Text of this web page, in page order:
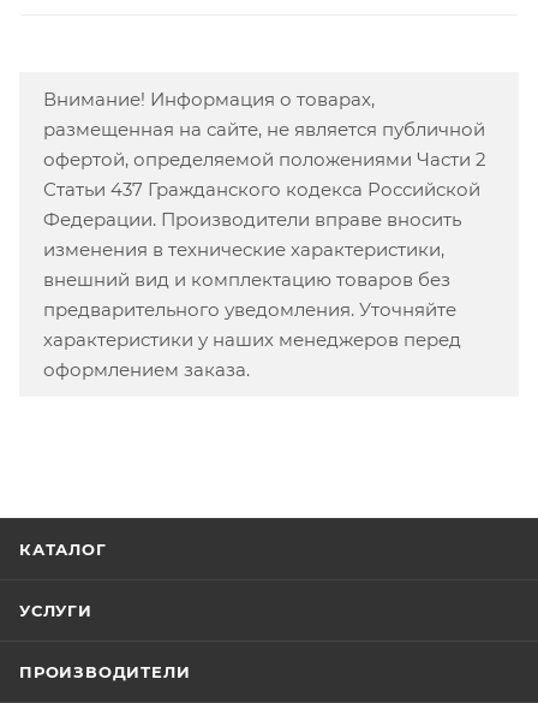
Внимание! Информация о товарах,
размещенная на сайте, не является публичной
офертой, определяемой положениями Части 2
Статьи 437 Гражданского кодекса Российской
Федерации. Производители вправе вносить
изменения в технические характеристики,
внешний вид и комплектацию товаров без
предварительного уведомления. Уточняйте
характеристики у наших менеджеров перед
оформлением заказа.
КАТАЛОГ
УСЛУГИ
ПРОИЗВОДИТЕЛИ